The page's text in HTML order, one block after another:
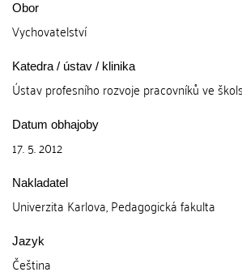
Obor
Vychovatelství
Katedra / ústav / klinika
Ústav profesního rozvoje pracovníků ve
Datum obhajoby
17. 5. 2012
Nakladatel
Univerzita Karlova, Pedagogická fakulta
Jazyk
Čeština